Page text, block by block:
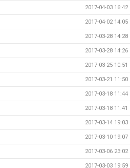
2017-04-03 16:42
2017-04-02 14:05
2017-03-28 14:28
2017-03-28 14:26
2017-03-25 10:51
2017-03-21 11:50
2017-03-18 11:44
2017-03-18 11:41
2017-03-14 19:03
2017-03-10 19:07
2017-03-06 23:02
2017-03-03 19:59